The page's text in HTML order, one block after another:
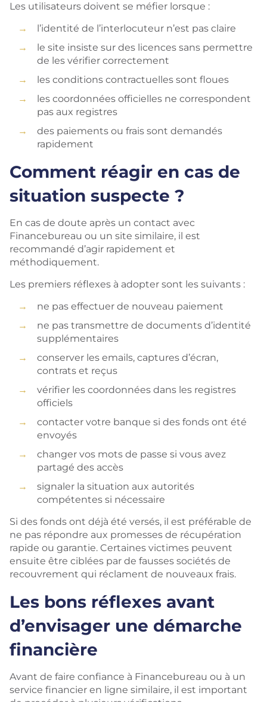
Les utilisateurs doivent se méfier lorsque :
l’identité de l’interlocuteur n’est pas claire
le site insiste sur des licences sans permettre
de les vérifier correctement
les conditions contractuelles sont floues
les coordonnées officielles ne correspondent
pas aux registres
des paiements ou frais sont demandés
rapidement
Comment réagir en cas de
situation suspecte ?
En cas de doute après un contact avec
Financebureau ou un site similaire, il est
recommandé d’agir rapidement et
méthodiquement.
Les premiers réflexes à adopter sont les suivants :
ne pas effectuer de nouveau paiement
ne pas transmettre de documents d’identité
supplémentaires
conserver les emails, captures d’écran,
contrats et reçus
vérifier les coordonnées dans les registres
officiels
contacter votre banque si des fonds ont été
envoyés
changer vos mots de passe si vous avez
partagé des accès
signaler la situation aux autorités
compétentes si nécessaire
Si des fonds ont déjà été versés, il est préférable de
ne pas répondre aux promesses de récupération
rapide ou garantie. Certaines victimes peuvent
ensuite être ciblées par de fausses sociétés de
recouvrement qui réclament de nouveaux frais.
Les bons réflexes avant
d’envisager une démarche
financière
Avant de faire confiance à Financebureau ou à un
service financier en ligne similaire, il est important